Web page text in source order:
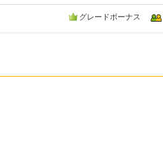
グレードボーナス